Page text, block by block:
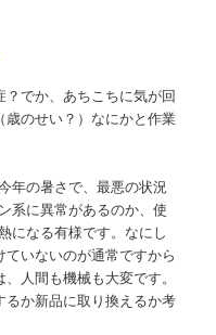
でか、あちこちに気が回
歳のせい？）なにかと作業
年の暑さで、最悪の状況
系に異常があるのか、使
になる有様です。なにし
いないのが通常ですから
人間も機械も大変です。
か新品に取り換えるか考